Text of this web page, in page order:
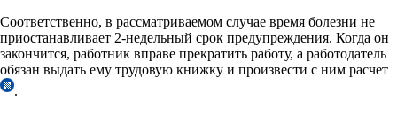
Соответственно, в рассматриваемом случае время болезни не
приостанавливает 2-недельный срок предупреждения. Когда он
закончится, работник вправе прекратить работу, а работодатель
обязан выдать ему трудовую книжку и произвести с ним расчет
.